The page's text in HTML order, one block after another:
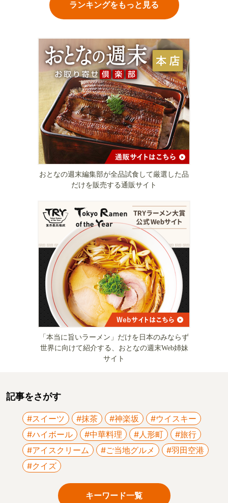
ランキングをもっと見る
おとなの週末編集部が全品試食して厳選した品
だけを販売する通販サイト
「本当に旨いラーメン」だけを日本のみならず
世界に向けて紹介する、おとなの週末Web姉妹
サイト
記事をさがす
#スイーツ #抹茶 #神楽坂
#ウイスキー
#ハイボール
#中華料理 #人形町
#旅行
#アイスクリーム
#ご当地グルメ
#羽田空港
#クイズ
キーワード一覧